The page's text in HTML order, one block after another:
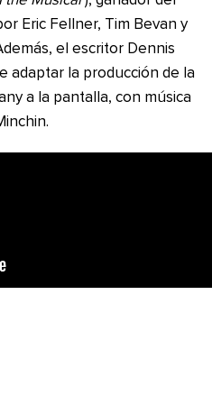
Eric Fellner, Tim Bevan y
el escritor Dennis
adaptar la producción de la
a la pantalla, con música